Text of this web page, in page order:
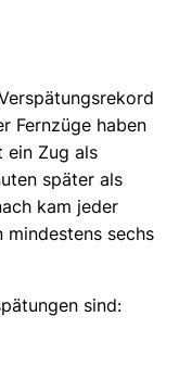
Fernzüge haben
ein Zug als
später als
kam jeder
sechs
sind: